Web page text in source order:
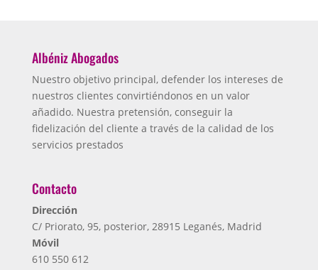
Albéniz Abogados
Nuestro objetivo principal, defender los intereses de
nuestros clientes convirtiéndonos en un valor
añadido. Nuestra pretensión, conseguir la
fidelización del cliente a través de la calidad de los
servicios prestados
Contacto
Dirección
C/ Priorato, 95, posterior, 28915 Leganés, Madrid
Móvil
610 550 612